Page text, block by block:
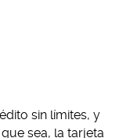
sin límites, y
sea, la tarjeta